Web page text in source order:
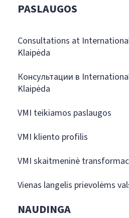
PASLAUGOS
Consultations at
Klaipėda
Консультации в
Klaipėda
VMI teikiamos paslaugos
VMI kliento profilis
VMI skaitmeninė
Vienas langelis prievolėms
NAUDINGA